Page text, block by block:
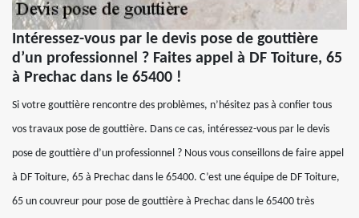
Intéressez-vous par le devis pose de gouttière
d’un professionnel ? Faites appel à DF Toiture, 65
à Prechac dans le 65400 !
Si votre gouttière rencontre des problèmes, n’hésitez pas à confier tous
vos travaux pose de gouttière. Dans ce cas, intéressez-vous par le devis
pose de gouttière d’un professionnel ? Nous vous conseillons de faire appel
à DF Toiture, 65 à Prechac dans le 65400. C’est une équipe de DF Toiture,
65 un couvreur pour pose de gouttière à Prechac dans le 65400 très